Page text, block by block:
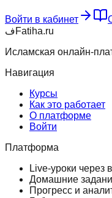
Войти в кабинет
فFatiha.ru
Исламская онлайн-
Навигация
Курсы
Как это работает
О платформе
Войти
Платформа
Live-уроки через
Домашние
Прогресс и